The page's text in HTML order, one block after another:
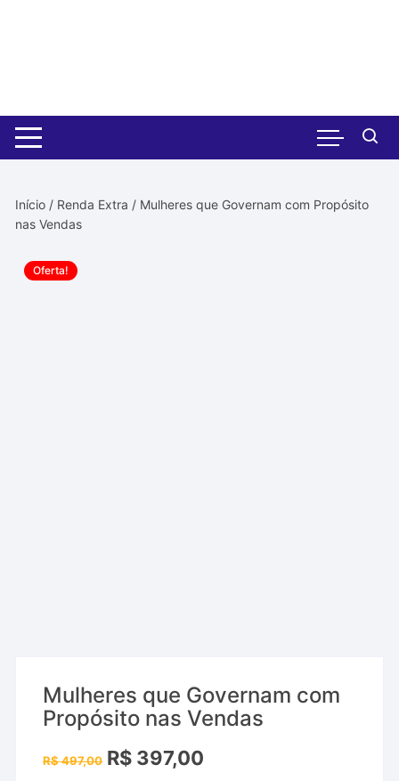
Início / Renda Extra / Mulheres que Governam com Propósito
nas Vendas
Oferta!
Mulheres que Governam com
Propósito nas Vendas
R$497,00 O
preço
R$ 397,00